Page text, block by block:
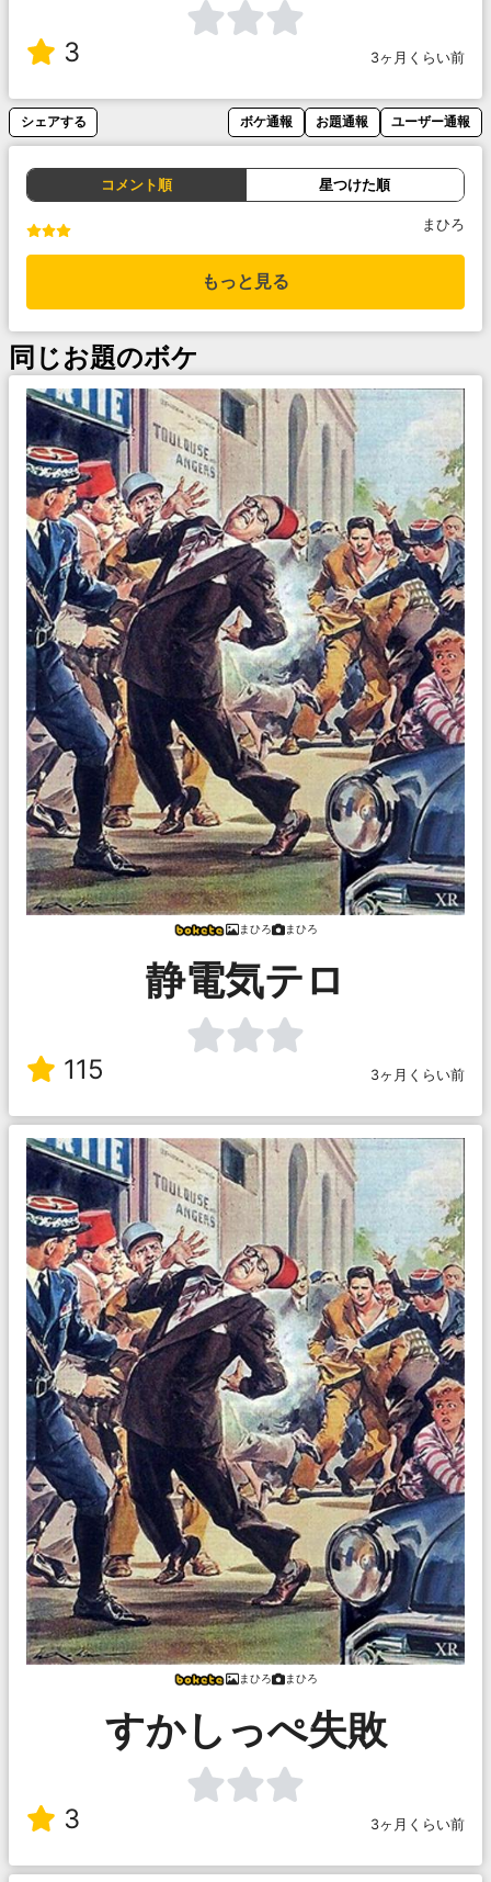
3 3ヶ月くらい前
シェアする ボケ通報 お題通報 ユーザー通報
コメント順 星つけた順
まひろ
もっと見る
同じお題のボケ
まひろ まひろ
静電気テロ
115 3ヶ月くらい前
まひろ まひろ
すかしっぺ失敗
3 3ヶ月くらい前